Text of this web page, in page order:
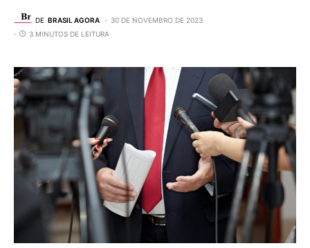
DE BRASIL AGORA
30 DE NOVEMBRO DE 2023
3 MINUTOS DE LEITURA